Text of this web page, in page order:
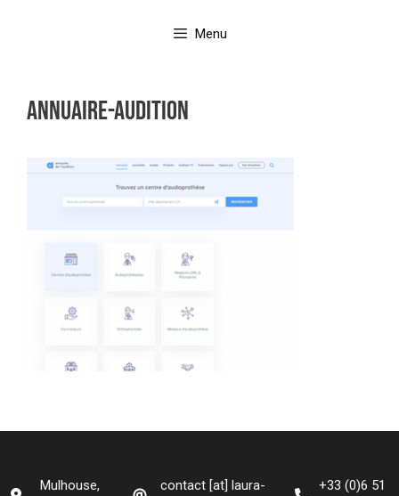
Menu
Annuaire-Audition
Mulhouse,
contact [at] laura-
+33 (0)6 51